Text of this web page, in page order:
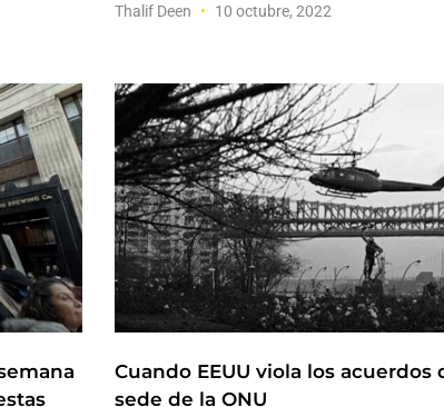
Thalif Deen 10 octubre, 2022
Cuando EEUU viola los acuerdos
sede de la ONU